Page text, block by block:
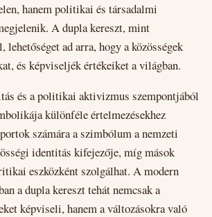
hanem politikai és társadalmi
A dupla kereszt, mint
ad arra, hogy a közösségek
és képviseljék értékeiket a világban.
és a politikai aktivizmus szempontjából
különféle értelmezésekhez
számára a szimbólum a nemzeti
identitás kifejezője, míg mások
eszközként szolgálhat. A modern
a dupla kereszt tehát nemcsak a
képviseli, hanem a változásokra való